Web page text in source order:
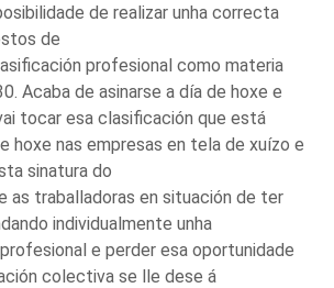
de realizar unha correcta
de
profesional como materia
Acaba de asinarse a día de hoxe e
tocar esa clasificación que está
hoxe nas empresas en tela de xuízo e
sinatura do
as traballadoras en situación de ter
individualmente unha
e perder esa oportunidade
colectiva se lle dese á